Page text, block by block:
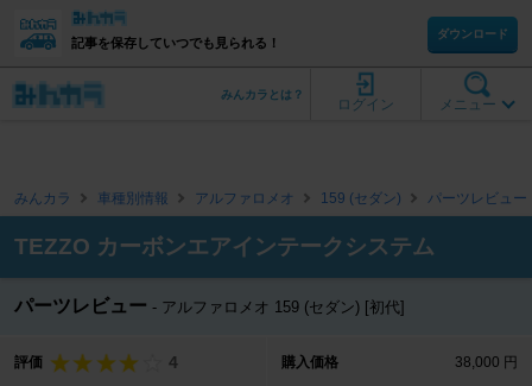
記事を保存していつでも見られる！
ダウンロード
メニュー
ログイン
みんカラとは？
みんカラ 車種別情報 アルファロメオ 159 (セダン) パーツレビュー
TEZZO カーボンエアインテークシステム
パーツレビュー アルファロメオ 159 (セダン) [初代]
評価 4 購入価格 38,000 円